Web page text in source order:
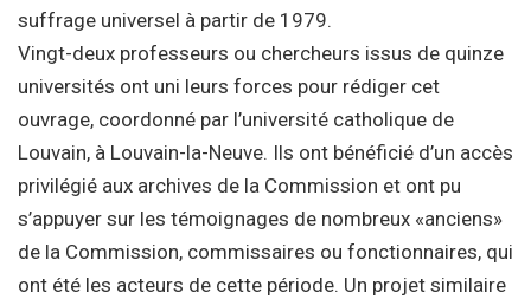
suffrage universel à partir de 1979.
Vingt-deux professeurs ou chercheurs issus de quinze
universités ont uni leurs forces pour rédiger cet
ouvrage, coordonné par l’université catholique de
Louvain, à Louvain-la-Neuve. Ils ont bénéficié d’un accès
privilégié aux archives de la Commission et ont pu
s’appuyer sur les témoignages de nombreux «anciens»
de la Commission, commissaires ou fonctionnaires, qui
ont été les acteurs de cette période. Un projet similaire